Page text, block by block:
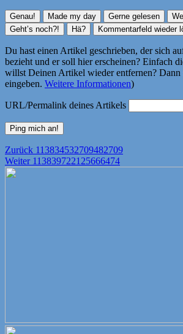
Du hast einen Artikel geschrieben, der sich
bezieht und er soll hier erscheinen? Einfach
willst Deinen Artikel wieder entfernen?
eingeben. Weitere Informationen)
URL/Permalink deines Artikels
Beitragsnavigation
Zurück Vorheriger
Beitrag:
113834532709482709
Weiter Nächster
113839722125666474